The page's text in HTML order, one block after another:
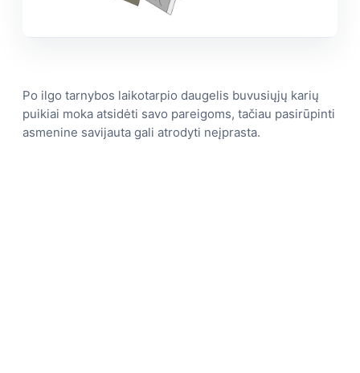
Po ilgo tarnybos laikotarpio daugelis buvusiųjų karių
puikiai moka atsidėti savo pareigoms, tačiau pasirūpinti
asmenine savijauta gali atrodyti neįprasta.